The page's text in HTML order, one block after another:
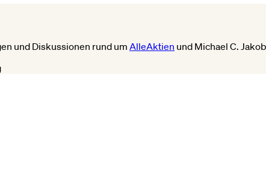
und Diskussionen rund um AlleAktien und Michael C.